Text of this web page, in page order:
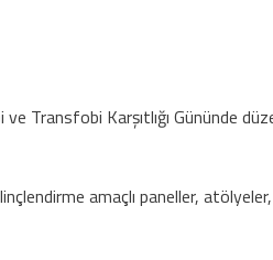
Transfobi Karşıtlığı Gününde
amaçlı paneller,